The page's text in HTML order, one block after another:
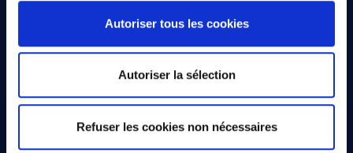
Autoriser tous les cookies
Autoriser la sélection
Refuser les cookies non nécessaires
Que cherchez-vous ?